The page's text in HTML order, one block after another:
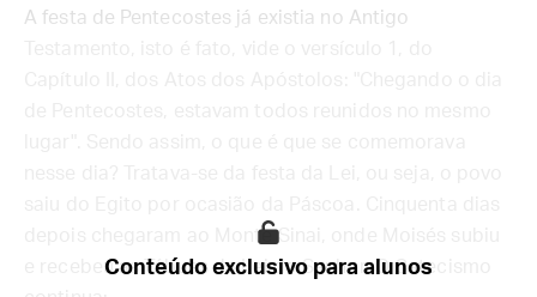
A festa de Pentecostes já existia no Antigo
depois chegaram ao Monte Sinai, onde Moisés subiu
e recebeu as Tábuas da Lei do Senhor. O Catecismo
Conteúdo exclusivo para alunos